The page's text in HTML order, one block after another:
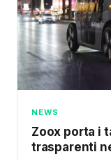
NEWS
Zoox porta i
trasparenti